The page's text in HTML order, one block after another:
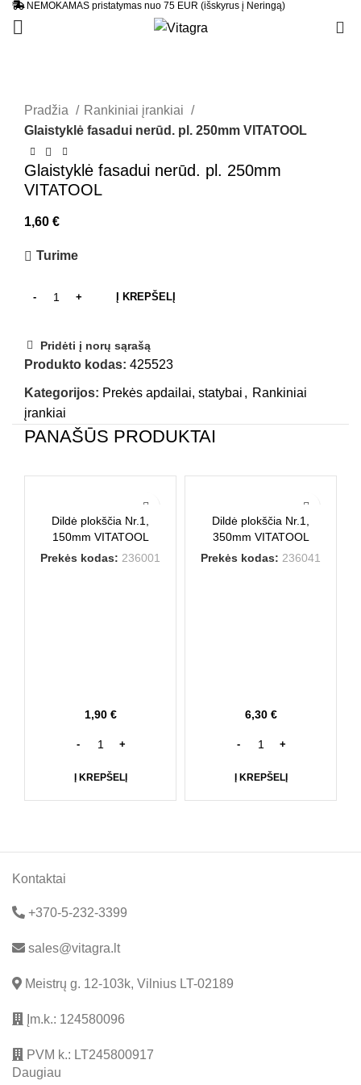
NEMOKAMAS pristatymas nuo 75 EUR (išskyrus į Neringą)
Pradžia
Rankiniai įrankiai
Glaistyklė fasadui nerūd. pl. 250mm VITATOOL
Glaistyklė fasadui nerūd. pl. 250mm
VITATOOL
1,60 €
Turime
Į KREPŠELĮ
Pridėti į norų sąrašą
Produkto kodas: 425523
Kategorijos: Prekės apdailai, statybai , Rankiniai
įrankiai
PANAŠŪS PRODUKTAI
Dildė plokščia Nr.1,
150mm VITATOOL
Prekės kodas: 236001
1,90 €
Į KREPŠELĮ
Dildė plokščia Nr.1,
350mm VITATOOL
Prekės kodas: 236041
6,30 €
Į KREPŠELĮ
Kontaktai
+370-5-232-3399
sales@vitagra.lt
Meistrų g. 12-103k, Vilnius LT-02189
Įm.k.: 124580096
PVM k.: LT245800917
Daugiau